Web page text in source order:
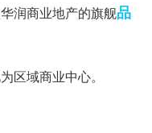
润商业地产的旗舰品
区域商业中心。